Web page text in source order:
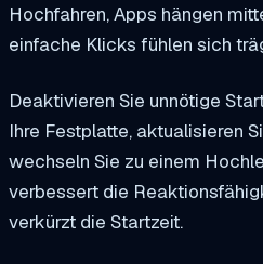
Hochfahren, Apps hängen
einfache Klicks fühlen sich
Deaktivieren Sie unnötige
Ihre Festplatte, aktualisieren
wechseln Sie zu einem
verbessert die
verkürzt die Startzeit.